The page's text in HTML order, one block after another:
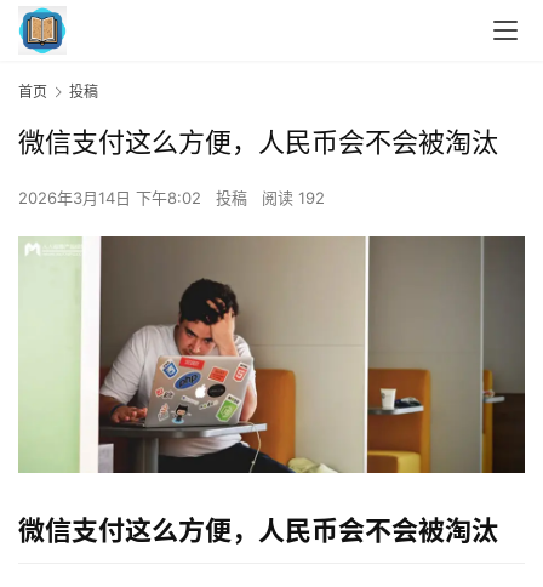
首页 投稿
微信支付这么方便，人民币会不会被淘汰
2026年3月14日 下午8:02 投稿 阅读 192
微信支付这么方便，人民币会不会被淘汰